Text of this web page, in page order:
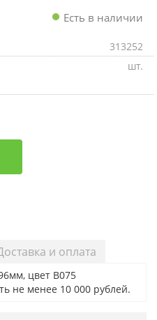
Есть в наличии
313252
шт.
и оплата
цвет B075
не менее 10 000 рублей.